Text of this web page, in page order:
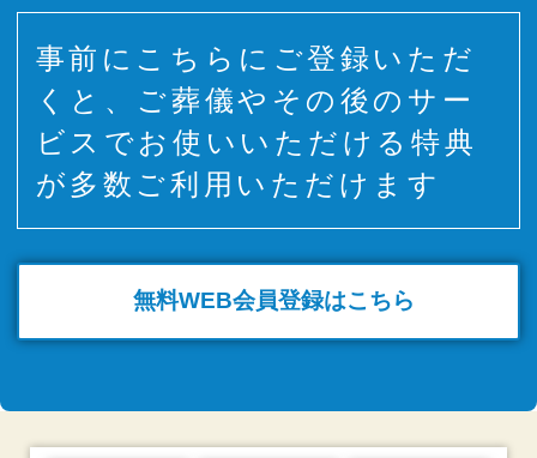
事前にこちらにご登録いただ
くと、ご葬儀やその後のサー
ビスでお使いいただける特典
が多数ご利用いただけます
無料WEB会員登録はこちら